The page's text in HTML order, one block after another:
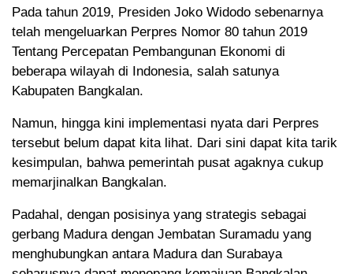
Pada tahun 2019, Presiden Joko Widodo sebenarnya
telah mengeluarkan Perpres Nomor 80 tahun 2019
Tentang Percepatan Pembangunan Ekonomi di
beberapa wilayah di Indonesia, salah satunya
Kabupaten Bangkalan.
Namun, hingga kini implementasi nyata dari Perpres
tersebut belum dapat kita lihat. Dari sini dapat kita tarik
kesimpulan, bahwa pemerintah pusat agaknya cukup
memarjinalkan Bangkalan.
Padahal, dengan posisinya yang strategis sebagai
gerbang Madura dengan Jembatan Suramadu yang
menghubungkan antara Madura dan Surabaya